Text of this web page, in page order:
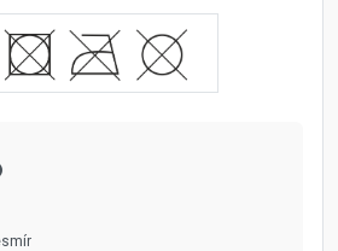
Fuski BOMA s.r.o. - Kontaktní údaje